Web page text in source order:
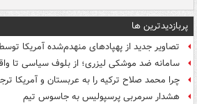
پربازدیدترین ها
تصاویر جدید از پهپادهای منهدم‌شده آمریکا
سامانه ضد موشکی لیزری؛ از بلوف سیاسی تا
چرا محمد صلاح ترکیه را به عربستان و آمریکا
هشدار سرمربی پرسپولیس به جاسوس تیم